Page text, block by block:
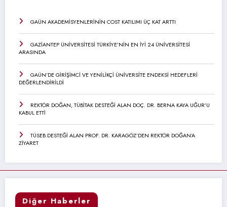
GAÜN AKADEMİSYENLERİNİN COST KATILIMI ÜÇ KAT ARTTI
GAZİANTEP ÜNİVERSİTESİ TÜRKİYE’NİN EN İYİ 24 ÜNİVERSİTESİ
ARASINDA
GAÜN’DE GİRİŞİMCİ VE YENİLİKÇİ ÜNİVERSİTE ENDEKSİ HEDEFLERİ
DEĞERLENDİRİLDİ
REKTÖR DOĞAN, TÜBİTAK DESTEĞİ ALAN DOÇ. DR. BERNA KAYA UĞUR’U
KABUL ETTİ
TÜSEB DESTEĞİ ALAN PROF. DR. KARAGÖZ’DEN REKTÖR DOĞAN’A
ZİYARET
Diğer Haberler